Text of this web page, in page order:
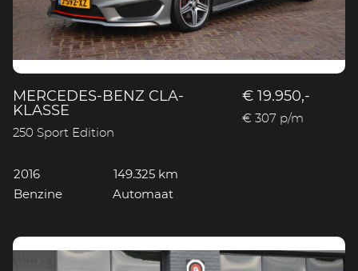
MERCEDES-BENZ CLA-
KLASSE
250 Sport Edition
€ 19.950,-
€ 307 p/m
2016
149.325 km
Benzine
Automaat